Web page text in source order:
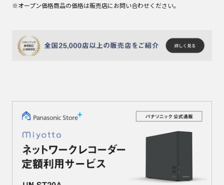
※オープン価格商品の価格は販売店にお問い合わせください。